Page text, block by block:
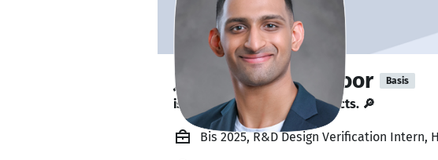
John Shaji Arimboor Basis
is looking for freelance projects. 🔎
Bis 2025, R&D Design Verification Intern,